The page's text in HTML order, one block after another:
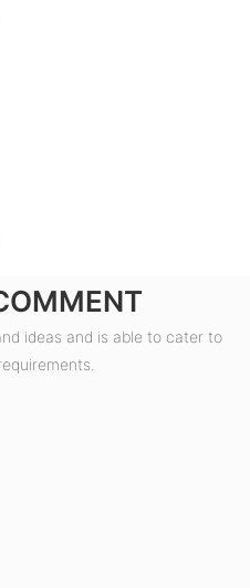
ideas and is able to cater to